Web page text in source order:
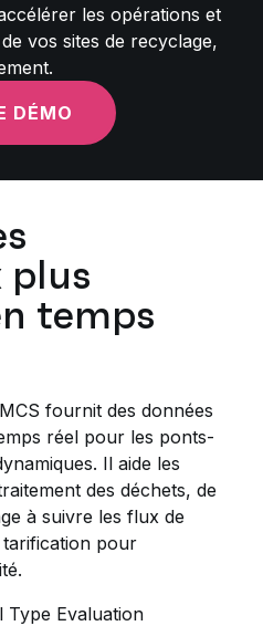
les opérations et
vos sites de recyclage,
DÉMO
plus
temps
fournit des données
réel pour les ponts-
Il aide les
des déchets, de
à suivre les flux de
pour
Type Evaluation